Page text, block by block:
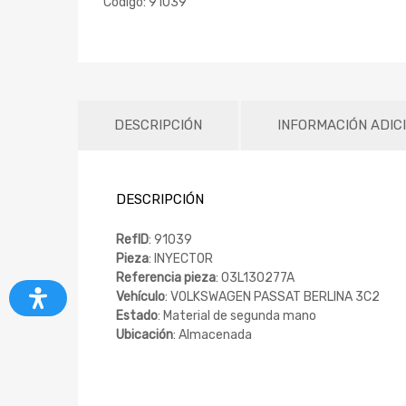
DESCRIPCIÓN INFORMACIÓN
DESCRIPCIÓN
RefID: 91039
Pieza: INYECTOR
Referencia pieza: 03L130277A
Vehículo: VOLKSWAGEN PASSAT BERLINA 3C2
Estado: Material de segunda mano
Ubicación: Almacenada